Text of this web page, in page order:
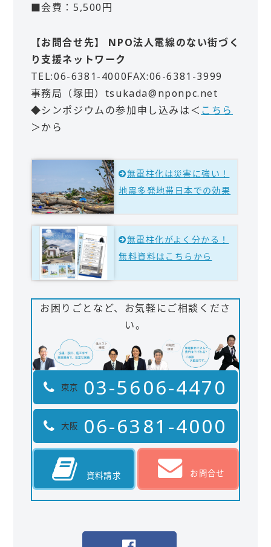
■会費：5,500円
【お問合せ先】 NPO法人電線のない街づく
り支援ネットワーク
TEL:06-6381-4000FAX:06-6381-3999
事務局（塚田）tsukada@nponpc.net
◆シンポジウムの参加申し込みは＜ こちら
＞から
無電柱化は災害に強い！
地震多発地帯日本での効果
無電柱化がよく分かる！
無料資料はこちらから
お困りごとなど、お気軽にご相談くださ
い。
東京 03-5606-4470
大阪 06-6381-4000
資料請求 お問合せ